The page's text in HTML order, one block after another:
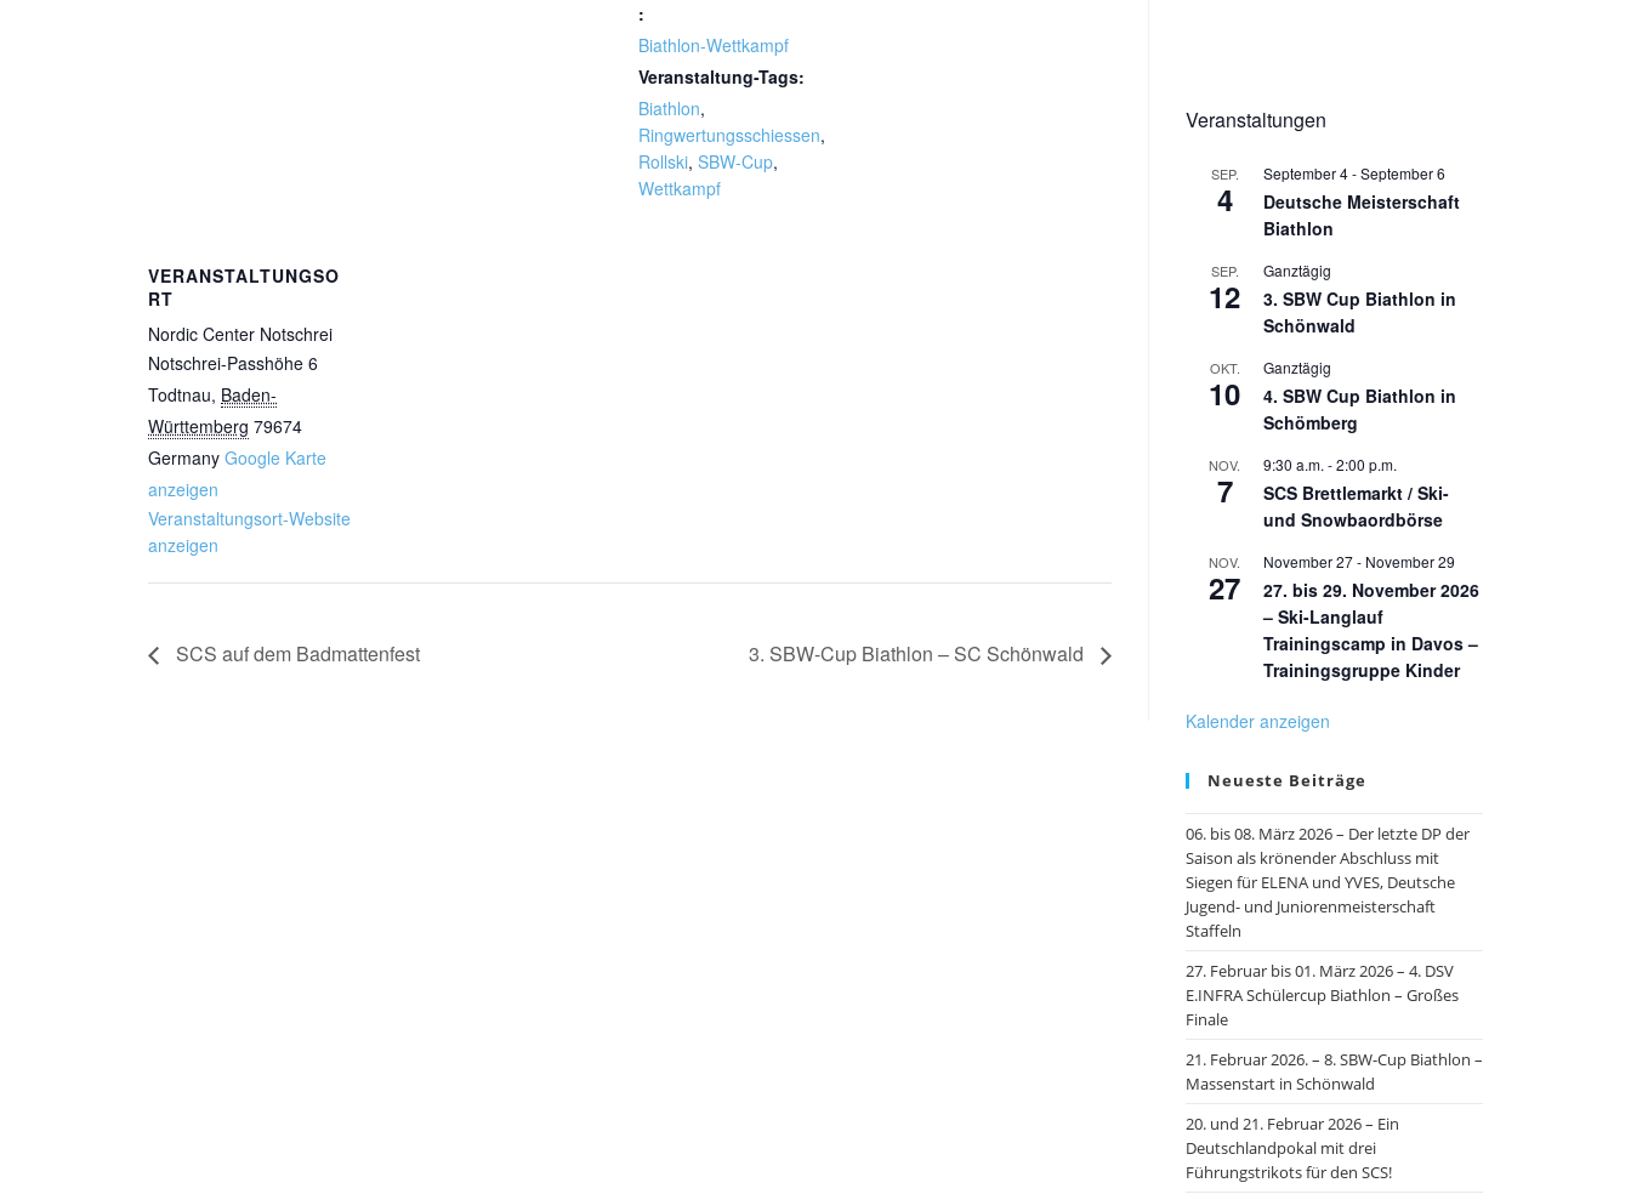
:
Biathlon-Wettkampf
Veranstaltung-Tags:
Biathlon,
Ringwertungsschiessen,
Rollski, SBW-Cup,
Wettkampf
VERANSTALTUNGSO
RT
Nordic Center Notschrei
Notschrei-Passhöhe 6
Todtnau, Baden-
Württemberg 79674
Germany Google Karte
anzeigen
Veranstaltungsort-Website
anzeigen
SCS auf dem Badmattenfest 3. SBW-Cup Biathlon – SC Schönwald
Veranstaltungen
SEP.
4
September 4-September 6
Deutsche Meisterschaft
Biathlon
SEP.
12
Ganztägig
3. SBW Cup Biathlon in
Schönwald
OKT.
10
Ganztägig
4. SBW Cup Biathlon in
Schömberg
NOV.
7
9:30 a.m. -2:00 p.m.
SCS Brettlemarkt / Ski-
und Snowbaordbörse
NOV.
27
November 27- November 29
27. bis 29. November 2026
– Ski-Langlauf
Trainingscamp in Davos –
Trainingsgruppe Kinder
Kalender anzeigen
Neueste Beiträge
06. bis 08. März 2026 – Der letzte DP der
Saison als krönender Abschluss mit
Siegen für ELENA und YVES, Deutsche
Jugend- und Juniorenmeisterschaft
Staffeln
27. Februar bis 01. März 2026 – 4. DSV
E.INFRA Schülercup Biathlon – Großes
Finale
21. Februar 2026. – 8. SBW-Cup Biathlon –
Massenstart in Schönwald
20. und 21. Februar 2026 – Ein
Deutschlandpokal mit drei
Führungstrikots für den SCS!